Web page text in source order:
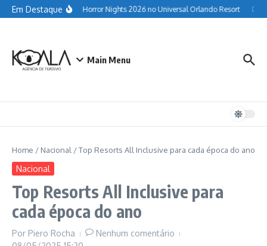
Ir para o conteúdo
Em Destaque
do Halloween Horror Nights 2026 no Universal Orlando Resort
Main Menu
Home / Nacional /Top Resorts All Inclusive para cada época do ano
Nacional
Top Resorts All Inclusive para
cada época do ano
Por Piero Rocha
Nenhum comentário